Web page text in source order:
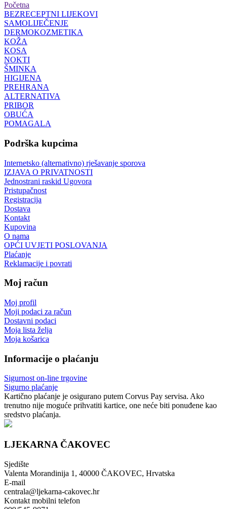
Početna
BEZRECEPTNI LIJEKOVI
SAMOLIJEČENJE
DERMOKOZMETIKA
KOŽA
KOSA
NOKTI
ŠMINKA
HIGIJENA
PREHRANA
ALTERNATIVA
PRIBOR
OBUĆA
POMAGALA
Podrška kupcima
Internetsko (alternativno) rješavanje sporova
IZJAVA O PRIVATNOSTI
Jednostrani raskid Ugovora
Pristupačnost
Registracija
Dostava
Kontakt
Kupovina
O nama
OPĆI UVJETI POSLOVANJA
Plaćanje
Reklamacije i povrati
Moj račun
Moj profil
Moji podaci za račun
Dostavni podaci
Moja lista želja
Moja košarica
Informacije o plaćanju
Sigurnost on-line trgovine
Sigurno plaćanje
Kartično plaćanje je osigurano putem Corvus Pay servisa. Ako
trenutno nije moguće prihvatiti kartice, one neće biti ponuđene kao
sredstvo plaćanja.
LJEKARNA ČAKOVEC
Sjedište
Valenta Morandinija 1, 40000 ČAKOVEC, Hrvatska
E-mail
centrala@ljekarna-cakovec.hr
Kontakt mobilni telefon